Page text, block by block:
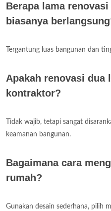
Berapa lama
biasanya
Tergantung luas bangunan dan
Apakah renovasi dua
kontraktor?
Tidak wajib, tetapi sangat
keamanan bangunan.
Bagaimana cara
rumah?
Gunakan desain sederhana, pilih